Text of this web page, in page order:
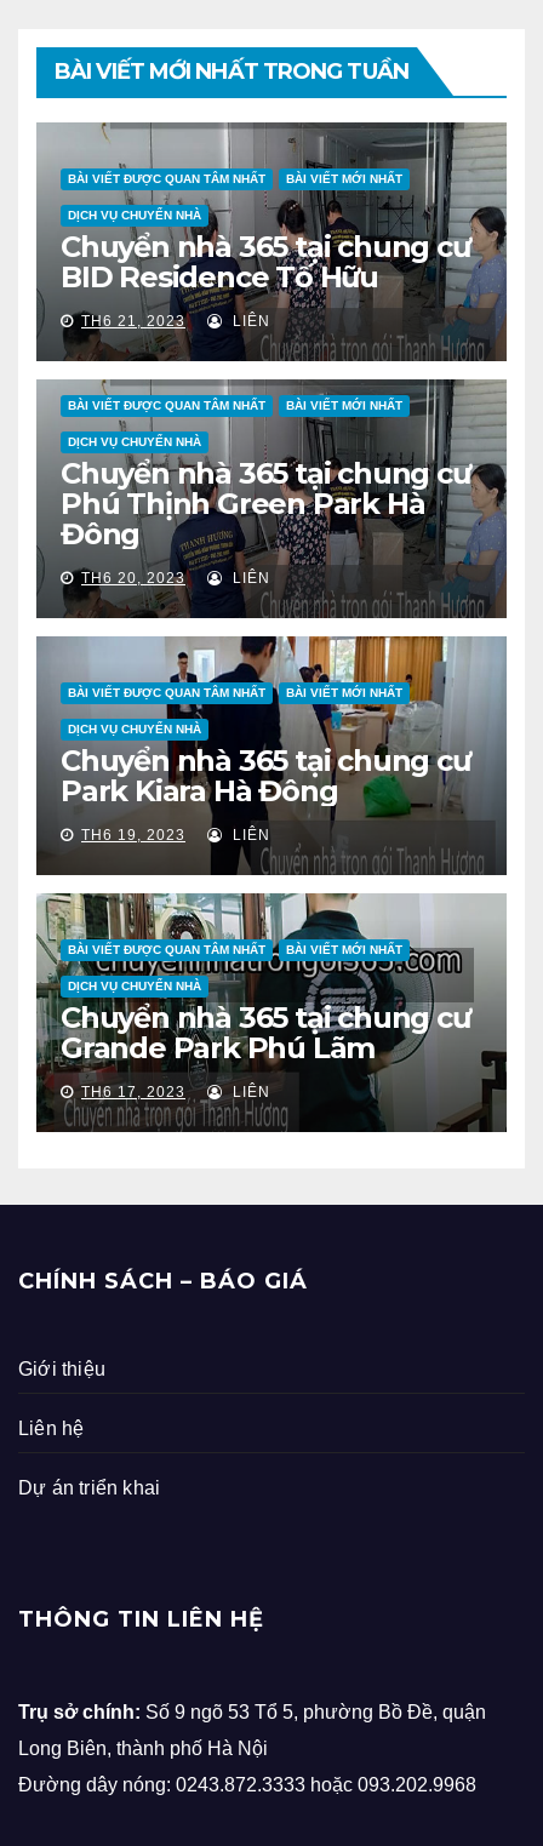
BÀI VIẾT MỚI NHẤT TRONG TUẦN
BÀI VIẾT ĐƯỢC QUAN TÂM NHẤT BÀI VIẾT MỚI NHẤT
DỊCH VỤ CHUYỂN NHÀ
Chuyển nhà 365 tại chung cư
BID Residence Tố Hữu
TH6 21, 2023 LIÊN
BÀI VIẾT ĐƯỢC QUAN TÂM NHẤT BÀI VIẾT MỚI NHẤT
DỊCH VỤ CHUYỂN NHÀ
Chuyển nhà 365 tại chung cư
Phú Thịnh Green Park Hà
Đông
TH6 20, 2023 LIÊN
BÀI VIẾT ĐƯỢC QUAN TÂM NHẤT BÀI VIẾT MỚI NHẤT
DỊCH VỤ CHUYỂN NHÀ
Chuyển nhà 365 tại chung cư
Park Kiara Hà Đông
TH6 19, 2023 LIÊN
BÀI VIẾT ĐƯỢC QUAN TÂM NHẤT BÀI VIẾT MỚI NHẤT
DỊCH VỤ CHUYỂN NHÀ
Chuyển nhà 365 tại chung cư
Grande Park Phú Lãm
TH6 17, 2023 LIÊN
CHÍNH SÁCH – BÁO GIÁ
Giới thiệu
Liên hệ
Dự án triển khai
THÔNG TIN LIÊN HỆ
Trụ sở chính: Số 9 ngõ 53 Tổ 5, phường Bồ Đề, quận
Long Biên, thành phố Hà Nội
Đường dây nóng: 0243.872.3333 hoặc 093.202.9968